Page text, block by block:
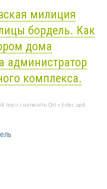
милиция
бордель. Как
дома
администратор
комплекса.
текст і натисніть Ctrl + Enter, щоб